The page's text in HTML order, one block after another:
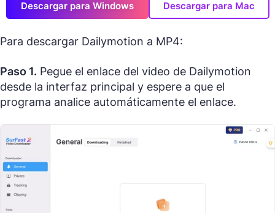
Descargar para Windows Descargar para Mac
Para descargar Dailymotion a MP4:
Paso 1. Pegue el enlace del video de Dailymotion
desde la interfaz principal y espere a que el
programa analice automáticamente el enlace.